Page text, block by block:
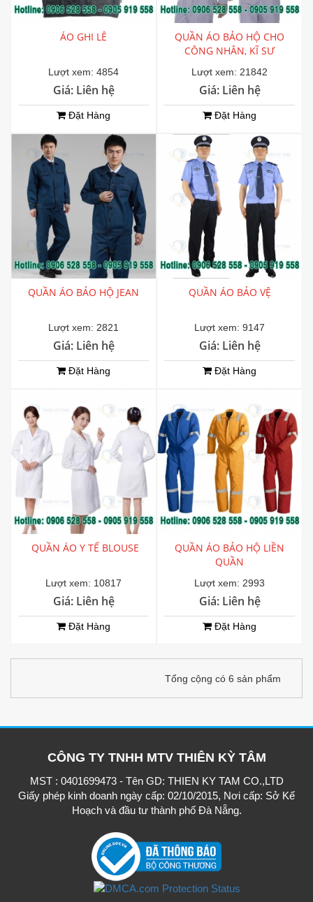
ÁO GHI LÊ
Lượt xem: 4854
Giá: Liên hệ
Đặt Hàng
QUẦN ÁO BẢO HỘ CHO
CÔNG NHÂN, KĨ SƯ
Lượt xem: 21842
Giá: Liên hệ
Đặt Hàng
QUẦN ÁO BẢO HỘ JEAN
Lượt xem: 2821
Giá: Liên hệ
Đặt Hàng
QUẦN ÁO BẢO VỆ
Lượt xem: 9147
Giá: Liên hệ
Đặt Hàng
QUẦN ÁO Y TẾ BLOUSE
Lượt xem: 10817
Giá: Liên hệ
Đặt Hàng
QUẦN ÁO BẢO HỘ LIỀN
QUẦN
Lượt xem: 2993
Giá: Liên hệ
Đặt Hàng
Tổng cộng có 6 sản phẩm
CÔNG TY TNHH MTV THIÊN KỲ TÂM
MST : 0401699473 - Tên GD: THIEN KY TAM CO.,LTD
Giấy phép kinh doanh ngày cấp: 02/10/2015, Nơi cấp: Sở Kế
Hoạch và đầu tư thành phố Đà Nẵng.